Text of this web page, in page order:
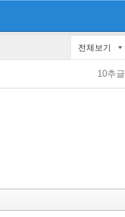
전체보기
10추글